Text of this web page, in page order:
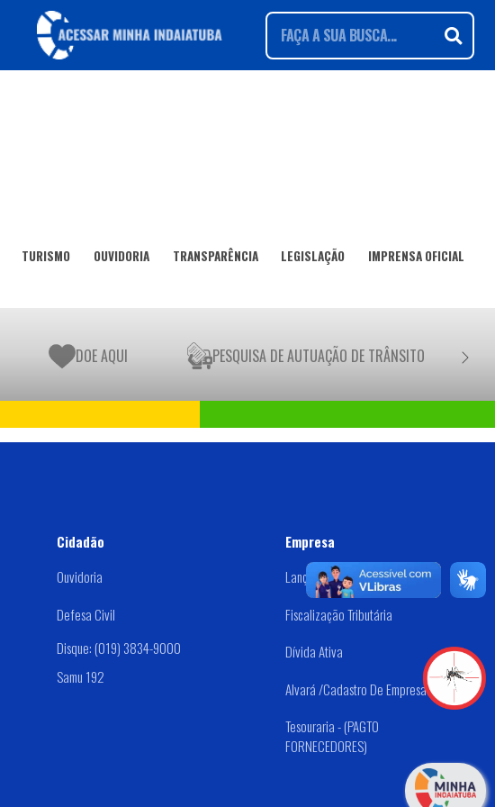
TURISMO OUVIDORIA TRANSPARÊNCIA LEGISLAÇÃO IMPRENSA OFICIAL
DOE AQUI PESQUISA DE AUTUAÇÃO DE TRÂNSITO
Cidadão
Ouvidoria
Defesa Civil
Disque: (019) 3834-9000
Samu 192
Empresa
Lançamento De IPTU
Fiscalização Tributária
Dívida Ativa
Alvará /Cadastro De Empresas
Tesouraria - (PAGTO
FORNECEDORES)